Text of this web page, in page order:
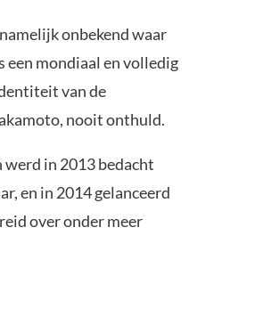
onbekend waar
een mondiaal en volledig
van de
nooit onthuld.
in 2013 bedacht
en in 2014 gelanceerd
over onder meer